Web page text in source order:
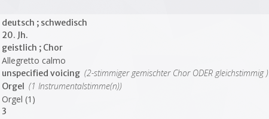
deutsch ; schwedisch
20. Jh.
geistlich ; Chor
Allegretto calmo
unspecified voicing (2-stimmiger gemischter Chor ODER gleichstimmig )
Orgel (1 Instrumentalstimme(n))
Orgel (1)
3